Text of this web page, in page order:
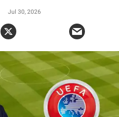
Jul 30, 2026